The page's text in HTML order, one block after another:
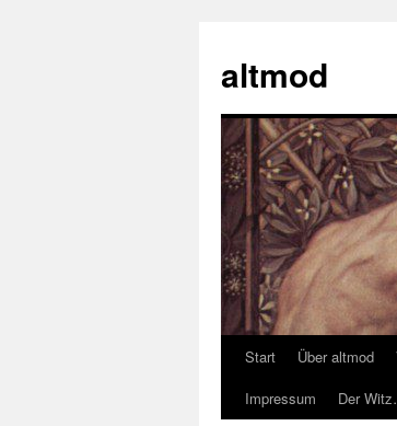
springen
altmod
Start Über altmod
Impressum
Der